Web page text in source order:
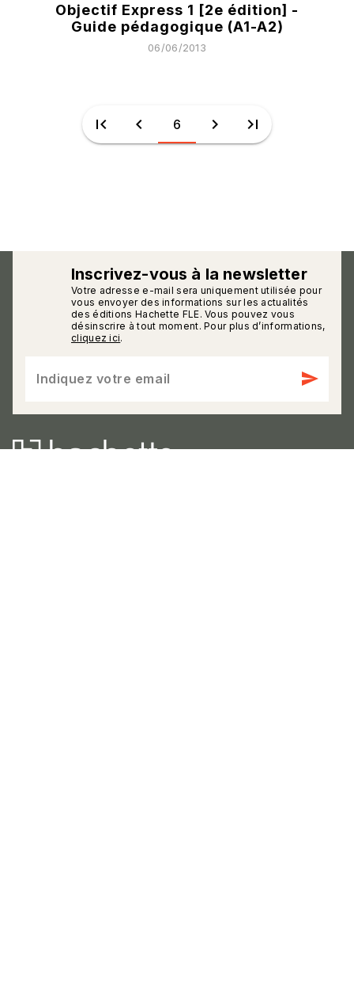
Objectif Express 1 [2e édition] -
Guide pédagogique (A1-A2)
06/06/2013
first_page chevron_left 6 chevron_right last_page
Inscrivez-vous à la newsletter
Votre adresse e-mail sera uniquement utilisée pour
vous envoyer des informations sur les actualités
des éditions Hachette FLE. Vous pouvez vous
désinscrire à tout moment. Pour plus d’informations,
cliquez ici.
Indiquez votre email send